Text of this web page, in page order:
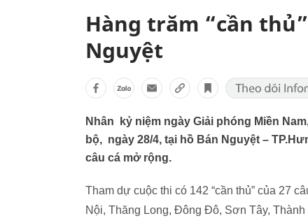
Hàng trăm “cần
Nguyệt
Nhân kỷ niệm ngày Giải phóng Miền
bộ, ngày 28/4, tại hồ Bán Nguyệt –
câu cá mở rộng.
Tham dự cuộc thi có 142 “cần thủ” của 27
Nội, Thăng Long, Đông Đô, Sơn Tây,